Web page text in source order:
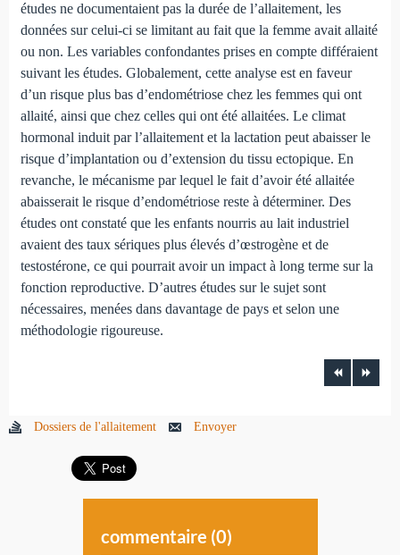
études ne documentaient pas la durée de l’allaitement, les
données sur celui-ci se limitant au fait que la femme avait allaité
ou non. Les variables confondantes prises en compte différaient
suivant les études. Globalement, cette analyse est en faveur
d’un risque plus bas d’endométriose chez les femmes qui ont
allaité, ainsi que chez celles qui ont été allaitées. Le climat
hormonal induit par l’allaitement et la lactation peut abaisser le
risque d’implantation ou d’extension du tissu ectopique. En
revanche, le mécanisme par lequel le fait d’avoir été allaitée
abaisserait le risque d’endométriose reste à déterminer. Des
études ont constaté que les enfants nourris au lait industriel
avaient des taux sériques plus élevés d’œstrogène et de
testostérone, ce qui pourrait avoir un impact à long terme sur la
fonction reproductive. D’autres études sur le sujet sont
nécessaires, menées dans davantage de pays et selon une
méthodologie rigoureuse.
Dossiers de l'allaitement Envoyer
commentaire (0)